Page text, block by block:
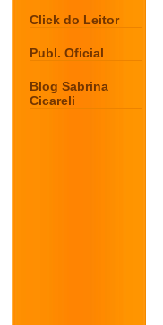
Click do Leitor
Publ. Oficial
Blog Sabrina
Cicareli